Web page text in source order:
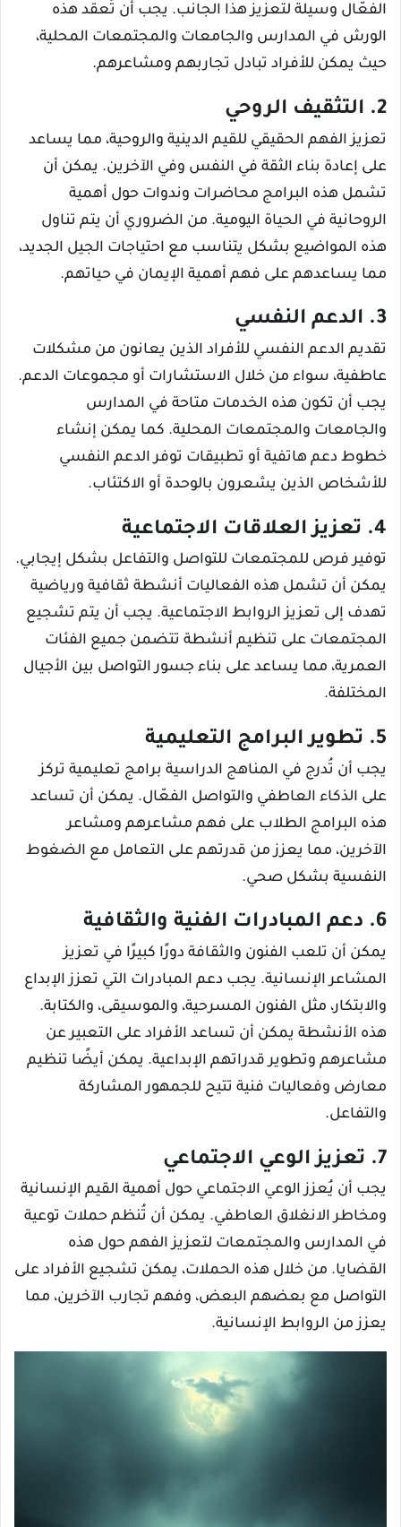
الفعّال وسيلة لتعزيز هذا الجانب. يجب أن تُعقد هذه
الورش في المدارس والجامعات والمجتمعات المحلية،
حيث يمكن للأفراد تبادل تجاربهم ومشاعرهم.
2. التثقيف الروحي
تعزيز الفهم الحقيقي للقيم الدينية والروحية، مما يساعد
على إعادة بناء الثقة في النفس وفي الآخرين. يمكن أن
تشمل هذه البرامج محاضرات وندوات حول أهمية
الروحانية في الحياة اليومية. من الضروري أن يتم تناول
هذه المواضيع بشكل يتناسب مع احتياجات الجيل الجديد،
مما يساعدهم على فهم أهمية الإيمان في حياتهم.
3. الدعم النفسي
تقديم الدعم النفسي للأفراد الذين يعانون من مشكلات
عاطفية، سواء من خلال الاستشارات أو مجموعات الدعم.
يجب أن تكون هذه الخدمات متاحة في المدارس
والجامعات والمجتمعات المحلية. كما يمكن إنشاء
خطوط دعم هاتفية أو تطبيقات توفر الدعم النفسي
للأشخاص الذين يشعرون بالوحدة أو الاكتئاب.
4. تعزيز العلاقات الاجتماعية
توفير فرص للمجتمعات للتواصل والتفاعل بشكل إيجابي.
يمكن أن تشمل هذه الفعاليات أنشطة ثقافية ورياضية
تهدف إلى تعزيز الروابط الاجتماعية. يجب أن يتم تشجيع
المجتمعات على تنظيم أنشطة تتضمن جميع الفئات
العمرية، مما يساعد على بناء جسور التواصل بين الأجيال
المختلفة.
5. تطوير البرامج التعليمية
يجب أن تُدرج في المناهج الدراسية برامج تعليمية تركز
على الذكاء العاطفي والتواصل الفعّال. يمكن أن تساعد
هذه البرامج الطلاب على فهم مشاعرهم ومشاعر
الآخرين، مما يعزز من قدرتهم على التعامل مع الضغوط
النفسية بشكل صحي.
6. دعم المبادرات الفنية والثقافية
يمكن أن تلعب الفنون والثقافة دورًا كبيرًا في تعزيز
المشاعر الإنسانية. يجب دعم المبادرات التي تعزز الإبداع
والابتكار، مثل الفنون المسرحية، والموسيقى، والكتابة.
هذه الأنشطة يمكن أن تساعد الأفراد على التعبير عن
مشاعرهم وتطوير قدراتهم الإبداعية. يمكن أيضًا تنظيم
معارض وفعاليات فنية تتيح للجمهور المشاركة
والتفاعل.
7. تعزيز الوعي الاجتماعي
يجب أن يُعزز الوعي الاجتماعي حول أهمية القيم الإنسانية
ومخاطر الانغلاق العاطفي. يمكن أن تُنظم حملات توعية
في المدارس والمجتمعات لتعزيز الفهم حول هذه
القضايا. من خلال هذه الحملات، يمكن تشجيع الأفراد على
التواصل مع بعضهم البعض، وفهم تجارب الآخرين، مما
يعزز من الروابط الإنسانية.